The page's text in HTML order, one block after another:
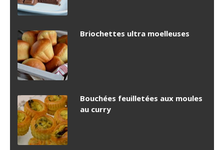
Briochettes ultra moelleuses
Bouchées feuilletées aux moules
au curry